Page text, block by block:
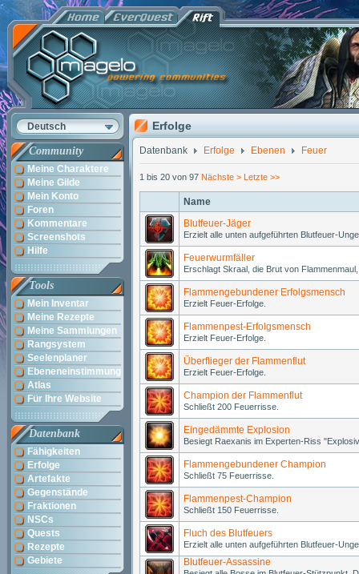
Deutsch
Community
Meine Charaktere
Meine Gilde
Mein Konto
Foren
Kommentare
Screenshots
Hilfe
Tools
Mein Inventar
Meine Rezepte
Meine Sammlungen
Rangsystem
Seelenplaner
Ebeneneinstimmung
Atlas
Für Ihre Website
Datenbank
Fähigkeiten
Erfolge
Artefakte
Gegenstände
Fraktionen
NSCs
Quests
Rezepte
Gebiete
Erfolge
Datenbank Erfolge Ebenen Feuer
1 bis 20 von 97 Nächste > Letzte >>
Name
Blutfeuer-Jäger
Erzielt alle unten aufgeführten Blutfeuer-
Feuerwurmfäller
Erschlagt Skraal, die Brut von
Flammengebundener Erfolgsmensch
Erzielt Feuer-Erfolge.
Flammenpest-Erfolgsmensch
Erzielt Feuer-Erfolge.
Überflieger der Flammenflut
Erzielt Feuer-Erfolge.
Champion der Flammenflut
Schließt 200 Feuerrisse.
Eingedämmte Explosion
Besiegt Raexanis im Experten-Riss
Flammengebundener Champion
Schließt 75 Feuerrisse.
Flammenpest-Champion
Schließt 150 Feuerrisse.
Fluch des Blutfeuers
Erzielt alle unten aufgeführten Blutfeuer-
Blutfeuer-Assassine